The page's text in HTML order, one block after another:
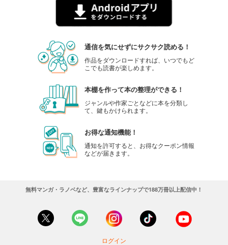
通信を気にせずにサクサク読める！
作品をダウンロードすれば、いつでもど
こでも読書が楽しめます。
本棚を作って本の整理ができる！
ジャンルや作家ごとなどに本を分類し
て、鍵もかけられます。
お得な通知機能！
通知を許可すると、お得なクーポン情報
などが届きます。
無料マンガ・ラノベなど、豊富なラインナップで188万冊以上配信中！
ログイン